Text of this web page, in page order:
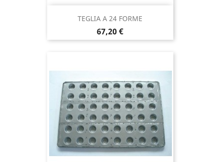
TEGLIA A 24 FORME
Prezzo
67,20 €